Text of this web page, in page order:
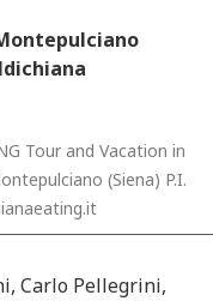
Tour and Vacation in
(Siena) P.I.
Carlo Pellegrini,